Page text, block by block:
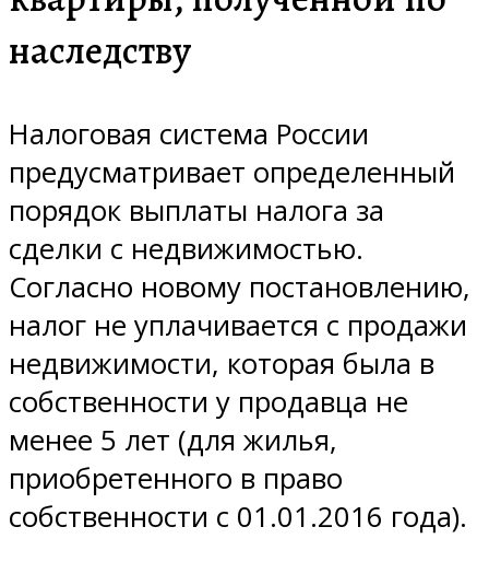
наследству
Налоговая система России
предусматривает определенный
порядок выплаты налога за
сделки с недвижимостью.
Согласно новому постановлению,
налог не уплачивается с продажи
недвижимости, которая была в
собственности у продавца не
менее 5 лет (для жилья,
приобретенного в право
собственности с 01.01.2016 года).